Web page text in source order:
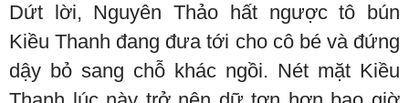
Dứt lời, Nguyên Thảo hất ngược tô bún
Kiều Thanh đang đưa tới cho cô bé và đứng
dậy bỏ sang chỗ khác ngồi. Nét mặt Kiều